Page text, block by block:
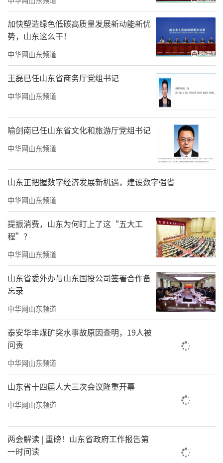
加快塑造绿色低碳高质量发展新动能新优
势，山东这么干！
中华网山东频道
王磊已任山东省商务厅党组书记
中华网山东频道
喻剑南已任山东省文化和旅游厅党组书记
中华网山东频道
山东正把握数字经济发展新机遇，建设数字强省
中华网山东频道
提振消费，山东为何盯上了这“五大工
程”？
中华网山东频道
山东省委外办与山东国投公司签署合作备
忘录
中华网山东频道
泰安华丰煤矿突水事故原因查明，19人被
问责
中华网山东频道
山东省十四届人大三次会议隆重开幕
中华网山东频道
两会解读 | 重磅！山东省政府工作报告第
一时间读